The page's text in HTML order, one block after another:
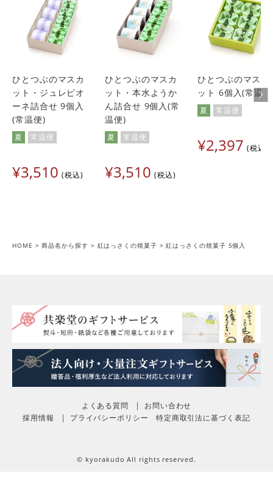
ひとつぶのマスカ
ット・ジュレピオ
ーネ詰合せ 9個入
(常温便)
夏 常温便
¥3,510 税込
ひとつぶのマスカ
ット・本水ようか
ん詰合せ 9個入(常
温便)
夏 常温便
¥3,510 税込
ひとつぶのマスカ
ット 6個入(常温
夏 常温便
¥2,397 税込
HOME 商品名から探す 紅はっさくの焼菓子 紅はっさくの焼菓子 5個入
よくある質問
お問い合わせ
採用情報
プライバシーポリシー 特定商取引法に基づく表記
© kyorakudo All rights reserved.